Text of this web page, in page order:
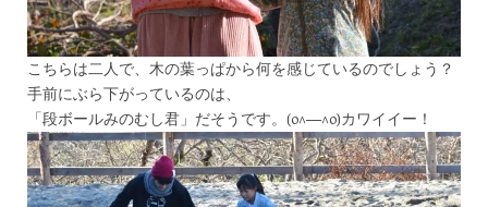
こちらは二人で、木の葉っぱから何を感じているのでしょう？
手前にぶら下がっているのは、
「段ボールみのむし君」だそうです。(o^―^o)カワイイー！